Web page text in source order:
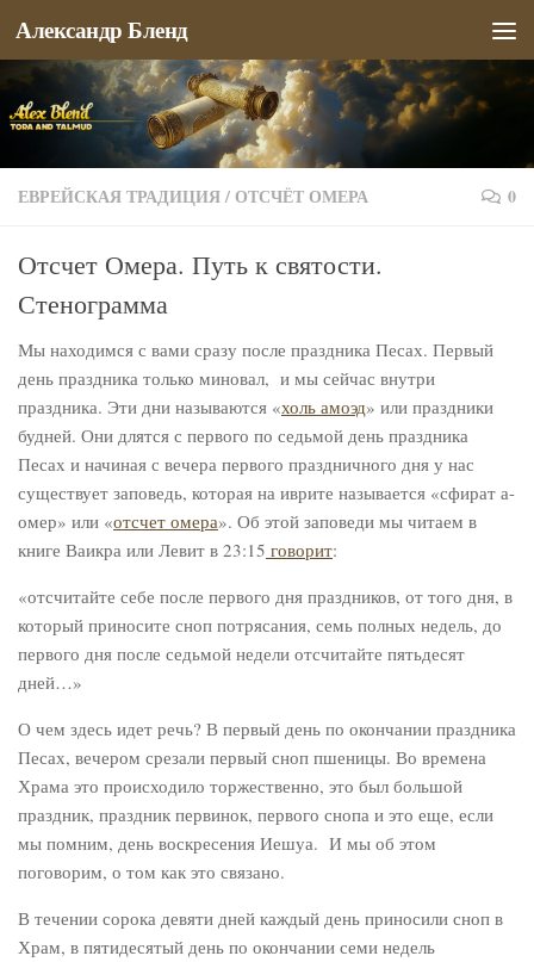
Перейти к содержимому
Александр Бленд
ЕВРЕЙСКАЯ ТРАДИЦИЯ/ОТСЧЁТ ОМЕРА 0
Отсчет Омера. Путь к святости.
Стенограмма
Мы находимся с вами сразу после праздника Песах. Первый
день праздника только миновал, и мы сейчас внутри
праздника. Эти дни называются «холь амоэд» или праздники
будней. Они длятся с первого по седьмой день праздника
Песах и начиная с вечера первого праздничного дня у нас
существует заповедь, которая на иврите называется «сфират а-
омер» или «отсчет омера». Об этой заповеди мы читаем в
книге Ваикра или Левит в 23:15 говорит:
«отсчитайте себе после первого дня праздников, от того дня, в
который приносите сноп потрясания, семь полных недель, до
первого дня после седьмой недели отсчитайте пятьдесят
дней…»
О чем здесь идет речь? В первый день по окончании праздника
Песах, вечером срезали первый сноп пшеницы. Во времена
Храма это происходило торжественно, это был большой
праздник, праздник первинок, первого снопа и это еще, если
мы помним, день воскресения Иешуа. И мы об этом
поговорим, о том как это связано.
В течении сорока девяти дней каждый день приносили сноп в
Храм, в пятидесятый день по окончании семи недель